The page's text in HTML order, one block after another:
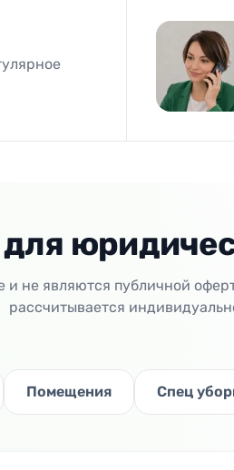
не являются публичной
рассчитывается
Помещения Спец